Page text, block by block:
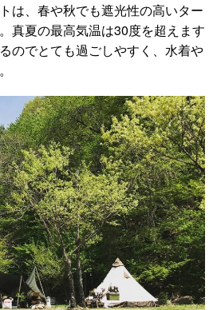
は、春や秋でも遮光性の高いター
真夏の最高気温は30度を超えます
のでとても過ごしやすく、水着や